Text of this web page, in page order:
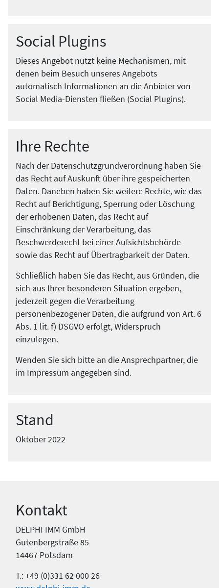
Social Plugins
Dieses Angebot nutzt keine Mechanismen, mit
denen beim Besuch unseres Angebots
automatisch Informationen an die Anbieter von
Social Media-Diensten fließen (Social Plugins).
Ihre Rechte
Nach der Datenschutzgrundverordnung haben Sie
das Recht auf Auskunft über ihre gespeicherten
Daten. Daneben haben Sie weitere Rechte, wie das
Recht auf Berichtigung, Sperrung oder Löschung
der erhobenen Daten, das Recht auf
Einschränkung der Verarbeitung, das
Beschwerderecht bei einer Aufsichtsbehörde
sowie das Recht auf Übertragbarkeit der Daten.
Schließlich haben Sie das Recht, aus Gründen, die
sich aus Ihrer besonderen Situation ergeben,
jederzeit gegen die Verarbeitung
personenbezogener Daten, die aufgrund von Art. 6
Abs. 1 lit. f) DSGVO erfolgt, Widerspruch
einzulegen.
Wenden Sie sich bitte an die Ansprechpartner, die
im Impressum angegeben sind.
Stand
Oktober 2022
Kontakt
DELPHI IMM GmbH
Gutenbergstraße 85
14467 Potsdam
T.: +49 (0)331 62 000 26